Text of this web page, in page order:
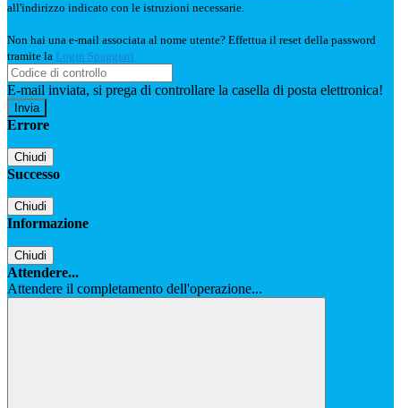
all'indirizzo indicato con le istruzioni necessarie.
Non hai una e-mail associata al nome utente? Effettua il reset della password
tramite la Login Spaggiari
E-mail inviata, si prega di controllare la casella di posta elettronica!
Errore
Chiudi
Successo
Chiudi
Informazione
Chiudi
Attendere...
Attendere il completamento dell'operazione...